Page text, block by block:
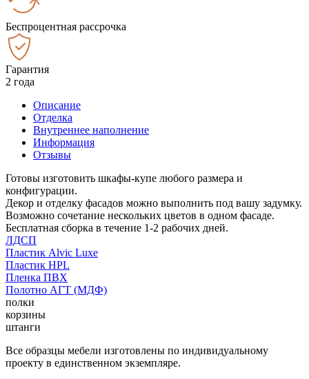
Беспроцентная рассрочка
Гарантия
2 года
Описание
Отделка
Внутреннее наполнение
Информация
Отзывы
Готовы изготовить шкафы-купе любого размера и
конфигурации.
Декор и отделку фасадов можно выполнить под вашу задумку.
Возможно сочетание нескольких цветов в одном фасаде.
Бесплатная сборка в течение 1-2 рабочих дней.
ЛДСП
Пластик Alvic Luxe
Пластик HPL
Пленка ПВХ
Полотно АГТ (МДФ)
полки
корзины
штанги
Все образцы мебели изготовлены по индивидуальному
проекту в единственном экземпляре.